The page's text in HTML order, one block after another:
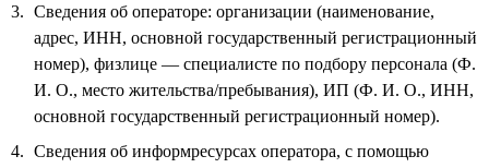
Сведения об операторе: организации (наименование,
адрес, ИНН, основной государственный регистрационный
номер), физлице — специалисте по подбору персонала (Ф.
И. О., место жительства/пребывания), ИП (Ф. И. О., ИНН,
основной государственный регистрационный номер).
Сведения об информресурсах оператора, с помощью